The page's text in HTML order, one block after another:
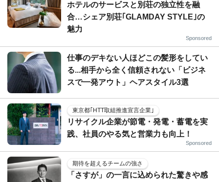
ホテルのサービスと別荘の独立性を融
合…シェア別荘｢GLAMDAY STYLE｣の
魅力
Sponsored
仕事のデキない人ほどこの髪形をしてい
る...相手から全く信頼されない「ビジネ
スで一発アウト」ヘアスタイル3選
東京都｢HTT取組推進宣言企業｣
リサイクル企業が節電・発電・蓄電を実
践、社員のやる気と営業力も向上！
Sponsored
期待を超えるチームの強さ
「さすが」の一言に込められた驚きや感